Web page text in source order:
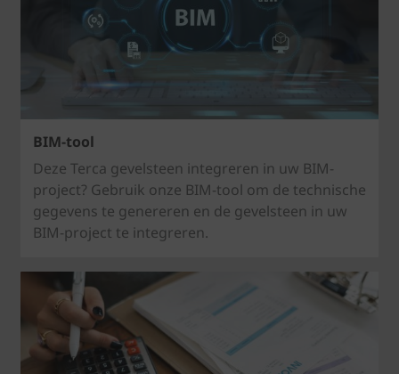
BIM-tool
Deze Terca gevelsteen integreren in uw BIM-
project? Gebruik onze BIM-tool om de technische
gegevens te genereren en de gevelsteen in uw
BIM-project te integreren.